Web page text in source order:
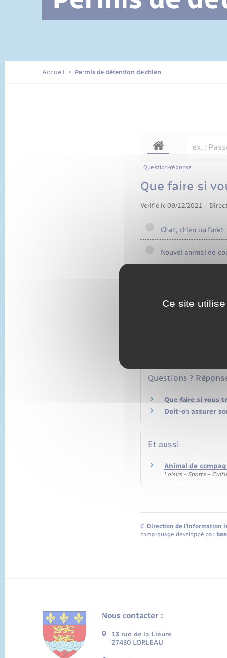
Documents d’identité
Accueil Permis de détention de chien
Question-réponse
Que faire si
Vérifié le 09/12/2021 –
Chat, chien ou furet
Nouvel animal de
Textes de référence
Services en ligne
Questions ?
Que faire si vous
Doit-on assurer
Et aussi
Animal de
Loisirs – Sports –
© Direction de l’information
comarquage developpé par
Nous contacter :
13 rue de la Lieure
27480 LORLEAU
Ce site